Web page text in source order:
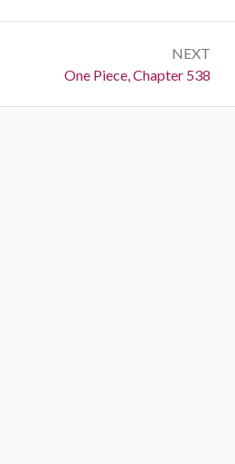
NEXT
Next:
One Piece, Chapter 538